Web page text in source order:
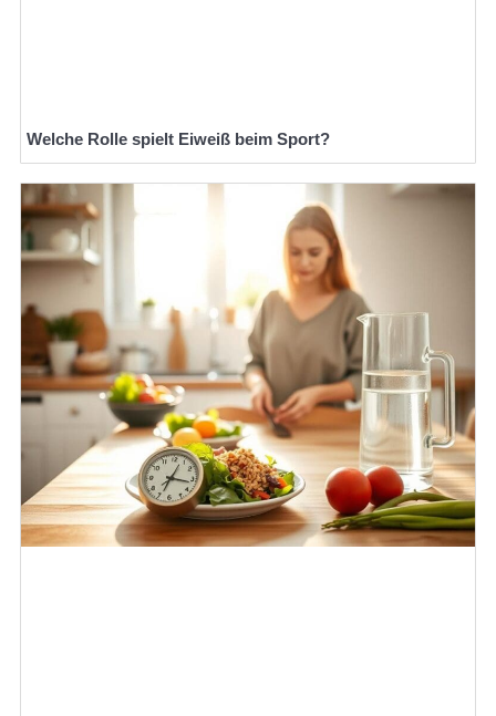
Welche Rolle spielt Eiweiß beim Sport?